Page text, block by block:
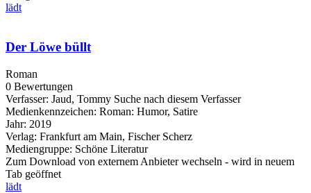
lädt
Der Löwe büllt
Roman
0 Bewertungen
Verfasser: Jaud, Tommy Suche nach diesem Verfasser
Medienkennzeichen: Roman: Humor, Satire
Jahr: 2019
Verlag: Frankfurt am Main, Fischer Scherz
Mediengruppe: Schöne Literatur
Zum Download von externem Anbieter wechseln - wird in neuem
Tab geöffnet
lädt